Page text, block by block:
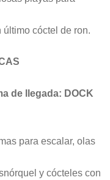
último cóctel de ron.
de llegada: DOCK
para escalar, olas
y cócteles con